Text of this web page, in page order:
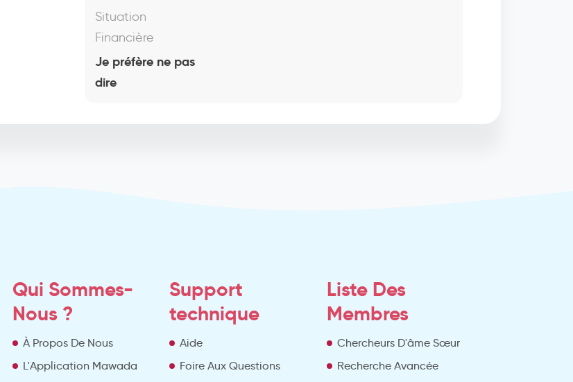
Situation
Financière
Je préfère ne pas
dire
Qui Sommes-
Nous ?
À Propos De Nous
L'Application Mawada
Support
technique
Aide
Foire Aux Questions
Liste Des
Membres
Chercheurs D'âme Sœur
Recherche Avancée